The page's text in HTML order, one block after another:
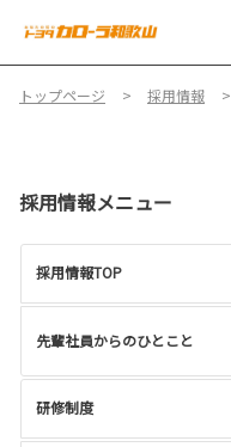
トップページ 採用情報
採用情報メニュー
採用情報TOP
先輩社員からのひとこと
研修制度